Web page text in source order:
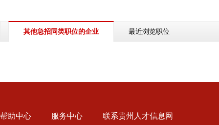
其他急招同类职位的企业 最近浏览职位
帮助中心 服务中心 联系贵州人才信息网